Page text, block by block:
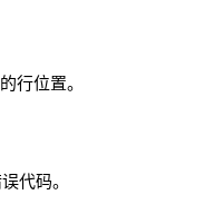
行位置。
代码。